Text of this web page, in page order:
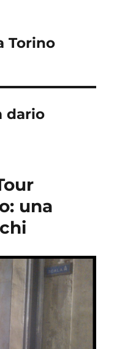
Torino
dario
una